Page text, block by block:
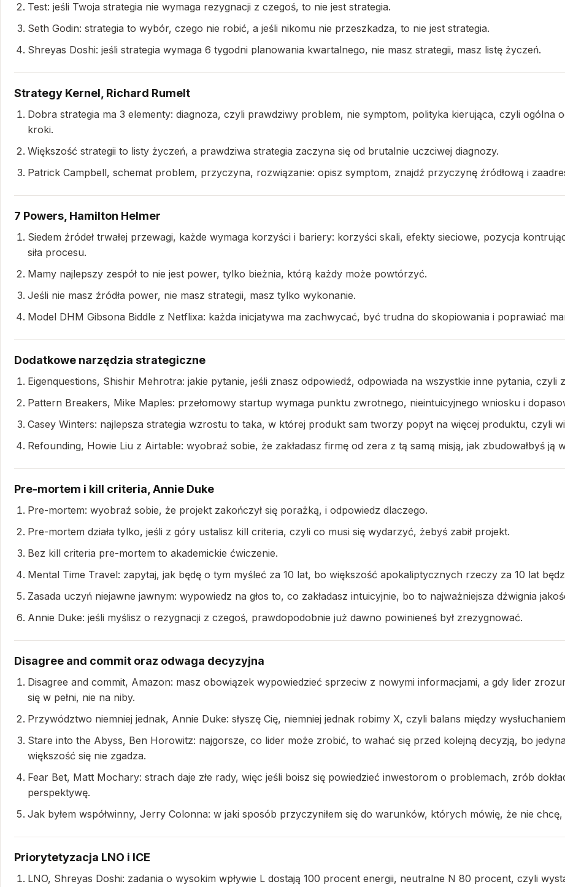
Test: jeśli Twoja strategia nie wymaga rezygnacji z czegoś, to nie jest strategia.
Seth Godin: strategia to wybór, czego nie robić, a jeśli nikomu nie przeszkadza, to nie jest strategia.
Shreyas Doshi: jeśli strategia wymaga 6 tygodni planowania kwartalnego, nie masz strategii, masz listę życzeń.
Strategy Kernel, Richard Rumelt
Dobra strategia ma 3 elementy: diagnoza, czyli prawdziwy problem, nie symptom, polityka kierująca, czyli ogólna
kroki.
Większość strategii to listy życzeń, a prawdziwa strategia zaczyna się od brutalnie uczciwej diagnozy.
Patrick Campbell, schemat problem, przyczyna, rozwiązanie: opisz symptom, znajdź przyczynę źródłową i
7 Powers, Hamilton Helmer
Siedem źródeł trwałej przewagi, każde wymaga korzyści i bariery: korzyści skali, efekty sieciowe, pozycja
siła procesu.
Mamy najlepszy zespół to nie jest power, tylko bieżnia, którą każdy może powtórzyć.
Jeśli nie masz źródła power, nie masz strategii, masz tylko wykonanie.
Model DHM Gibsona Biddle z Netflixa: każda inicjatywa ma zachwycać, być trudna do skopiowania i poprawiać
Dodatkowe narzędzia strategiczne
Eigenquestions, Shishir Mehrotra: jakie pytanie, jeśli znasz odpowiedź, odpowiada na wszystkie inne pytania, czyli
Pattern Breakers, Mike Maples: przełomowy startup wymaga punktu zwrotnego, nieintuicyjnego wniosku i
Casey Winters: najlepsza strategia wzrostu to taka, w której produkt sam tworzy popyt na więcej produktu, czyli
Refounding, Howie Liu z Airtable: wyobraź sobie, że zakładasz firmę od zera z tą samą misją, jak zbudowałbyś ją
Pre-mortem i kill criteria, Annie Duke
Pre-mortem: wyobraź sobie, że projekt zakończył się porażką, i odpowiedz dlaczego.
Pre-mortem działa tylko, jeśli z góry ustalisz kill criteria, czyli co musi się wydarzyć, żebyś zabił projekt.
Bez kill criteria pre-mortem to akademickie ćwiczenie.
Mental Time Travel: zapytaj, jak będę o tym myśleć za 10 lat, bo większość apokaliptycznych rzeczy za 10 lat
Zasada uczyń niejawne jawnym: wypowiedz na głos to, co zakładasz intuicyjnie, bo to najważniejsza dźwignia
Annie Duke: jeśli myślisz o rezygnacji z czegoś, prawdopodobnie już dawno powinieneś był zrezygnować.
Disagree and commit oraz odwaga decyzyjna
Disagree and commit, Amazon: masz obowiązek wypowiedzieć sprzeciw z nowymi informacjami, a gdy lider
się w pełni, nie na niby.
Przywództwo niemniej jednak, Annie Duke: słyszę Cię, niemniej jednak robimy X, czyli balans między
Stare into the Abyss, Ben Horowitz: najgorsze, co lider może zrobić, to wahać się przed kolejną decyzją, bo
większość się nie zgadza.
Fear Bet, Matt Mochary: strach daje złe rady, więc jeśli boisz się powiedzieć inwestorom o problemach, zrób
perspektywę.
Jak byłem współwinny, Jerry Colonna: w jaki sposób przyczyniłem się do warunków, których mówię, że nie
Priorytetyzacja LNO i ICE
LNO, Shreyas Doshi: zadania o wysokim wpływie L dostają 100 procent energii, neutralne N 80 procent, czyli